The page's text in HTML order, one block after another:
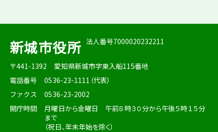
新城市役所 法人番号7000020232211
〒441-1392
愛知県新城市字東入船115番地
電話番号
0536-23-1111（代表）
ファクス
0536-23-2002
開庁時間
月曜日から金曜日 午前８時３０分から午後５時１５分
まで
（祝日、年末年始を除く）